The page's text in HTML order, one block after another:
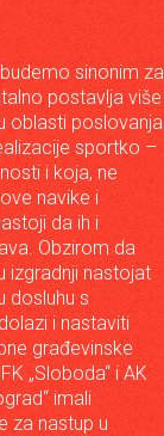
sinonim za
postavlja više
oblasti poslovanja
sportko –
i koja, ne
navike i
da ih i
Obzirom da
izgradnji nastojat
dosluhu s
i nastaviti
građevinske
„Sloboda“ i AK
imali
za nastup u